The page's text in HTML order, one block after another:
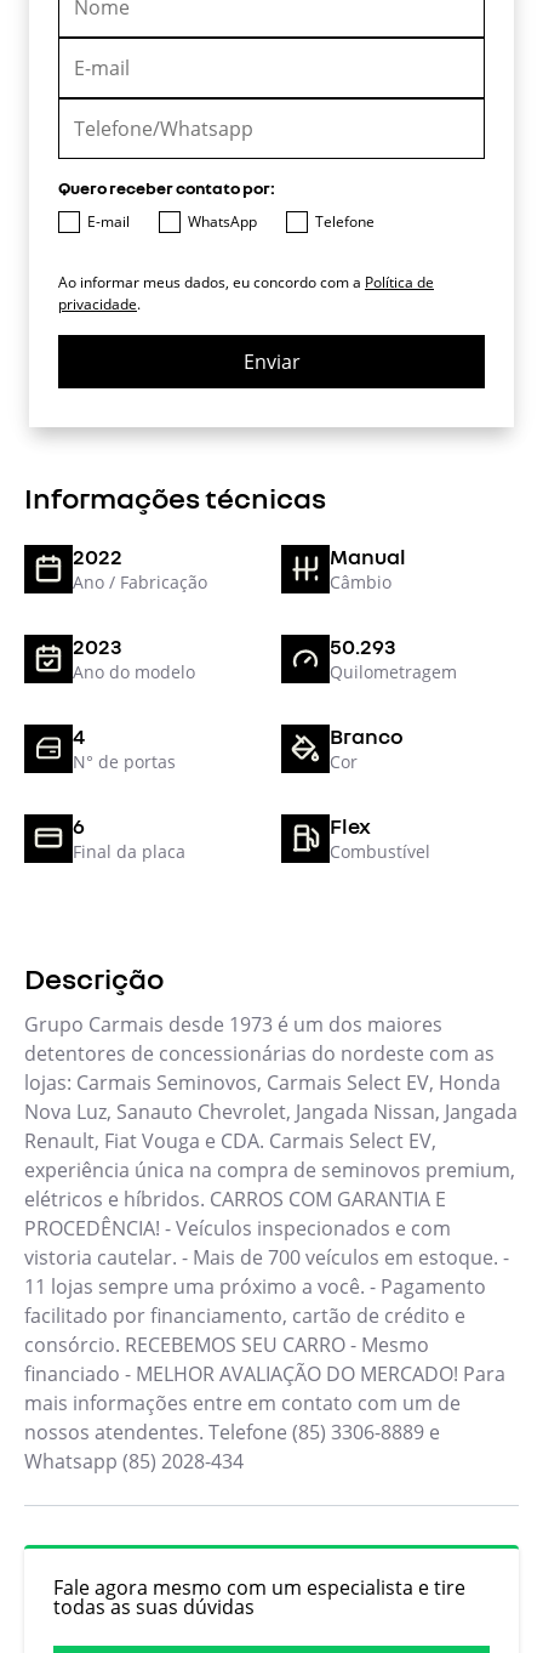
Quero receber contato por:
E-mail
WhatsApp Telefone
Ao informar meus dados, eu concordo com a Política de
privacidade.
Enviar
Informações técnicas
2022
Ano / Fabricação
Manual
Câmbio
4
N° de portas
Branco
Cor
2023
Ano do modelo
50.293
Quilometragem
6
Final da placa
Flex
Combustível
Descrição
Grupo Carmais desde 1973 é um dos maiores
detentores de concessionárias do nordeste com as
lojas: Carmais Seminovos, Carmais Select EV, Honda
Nova Luz, Sanauto Chevrolet, Jangada Nissan, Jangada
Renault, Fiat Vouga e CDA. Carmais Select EV,
experiência única na compra de seminovos premium,
elétricos e híbridos. CARROS COM GARANTIA E
PROCEDÊNCIA! - Veículos inspecionados e com
vistoria cautelar. - Mais de 700 veículos em estoque. -
11 lojas sempre uma próximo a você. - Pagamento
facilitado por financiamento, cartão de crédito e
consórcio. RECEBEMOS SEU CARRO - Mesmo
financiado - MELHOR AVALIAÇÃO DO MERCADO! Para
mais informações entre em contato com um de
nossos atendentes. Telefone (85) 3306-8889 e
Whatsapp (85) 2028-434
Fale agora mesmo com um especialista e tire
todas as suas dúvidas